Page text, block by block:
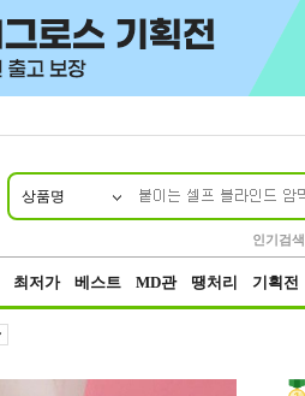
상품명
인기검
최저가 베스트 MD관 땡처리 기획전